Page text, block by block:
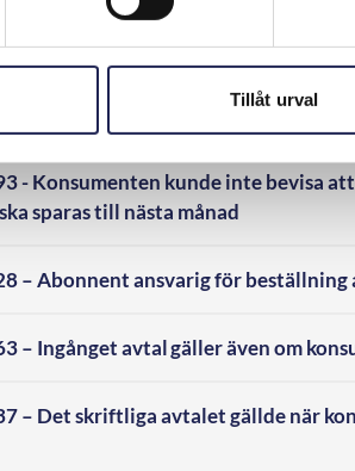
Tillåt urval
– Konsumenten betalningsskyldig
– Konsumenten kunde inte visa
- Konsumenten kunde inte bevisa
sparas till nästa månad
– Abonnent ansvarig för
– Ingånget avtal gäller även om
– Det skriftliga avtalet gällde när